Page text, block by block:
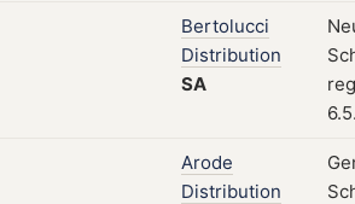
Bertolucci
Distribution
SA
Arode
Distribution